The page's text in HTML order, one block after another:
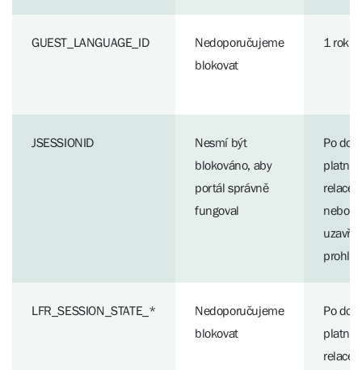
GUEST_LANGUAGE_ID
Nedoporučujeme
blokovat
1 rok
JSESSIONID
Nesmí být
blokováno, aby
portál správně
fungoval
Po
relace
nebo
LFR_SESSION_STATE_*
Nedoporučujeme
blokovat
Po
relace